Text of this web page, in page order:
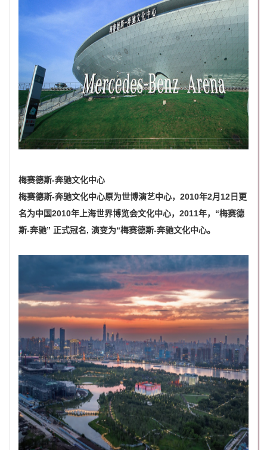
梅赛德斯-奔驰文化中心
梅赛德斯-奔驰文化中心原为世博演艺中心，2010年2月12日更
名为中国2010年上海世界博览会文化中心，2011年，“梅赛德
斯-奔驰” 正式冠名, 演变为“梅赛德斯-奔驰文化中心。